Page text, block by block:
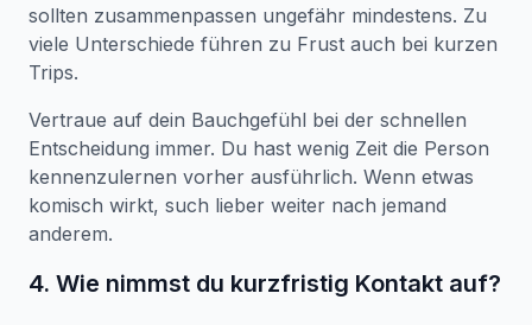
sollten zusammenpassen ungefähr mindestens. Zu
viele Unterschiede führen zu Frust auch bei kurzen
Trips.
Vertraue auf dein Bauchgefühl bei der schnellen
Entscheidung immer. Du hast wenig Zeit die Person
kennenzulernen vorher ausführlich. Wenn etwas
komisch wirkt, such lieber weiter nach jemand
anderem.
4. Wie nimmst du kurzfristig Kontakt auf?